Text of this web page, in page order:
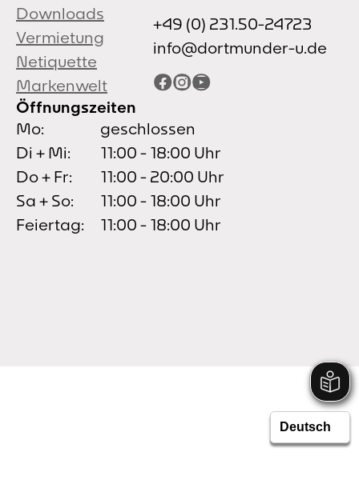
Downloads
Vermietung
Netiquette
Markenwelt
+49 (0) 231.50-24723
info@dortmunder-u.de
Facebook
Instagram
YouTube
Öffnungszeiten
Mo:
geschlossen
Di + Mi:
11:00 - 18:00 Uhr
Do + Fr:
11:00 - 20:00 Uhr
Sa + So:
11:00 - 18:00 Uhr
Feiertag:
11:00 - 18:00 Uhr